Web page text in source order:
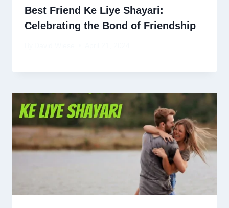
Best Friend Ke Liye Shayari:
Celebrating the Bond of Friendship